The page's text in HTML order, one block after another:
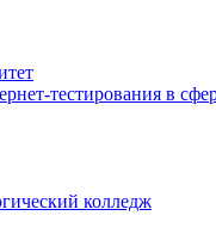
тестирования в
колледж